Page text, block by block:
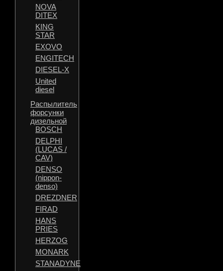
NOVA
DITEX
KING
STAR
EXOVO
ENGITECH
DIESEL-X
United
diesel
Распылитель
форсунки
дизельной
BOSCH
DELPHI
(LUCAS /
CAV)
DENSO
(nippon-
denso)
DREZDNER
FIRAD
HANS
PRIES
HERZOG
MONARK
STANADYNE